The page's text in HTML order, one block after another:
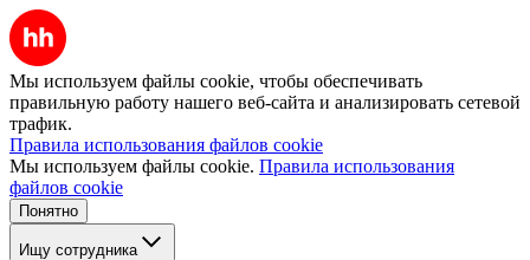
Мы используем файлы cookie, чтобы обеспечивать
правильную работу нашего веб-сайта и анализировать сетевой
трафик.
Правила использования файлов cookie
Мы используем файлы cookie. Правила использования
файлов cookie
Понятно
Ищу сотрудника